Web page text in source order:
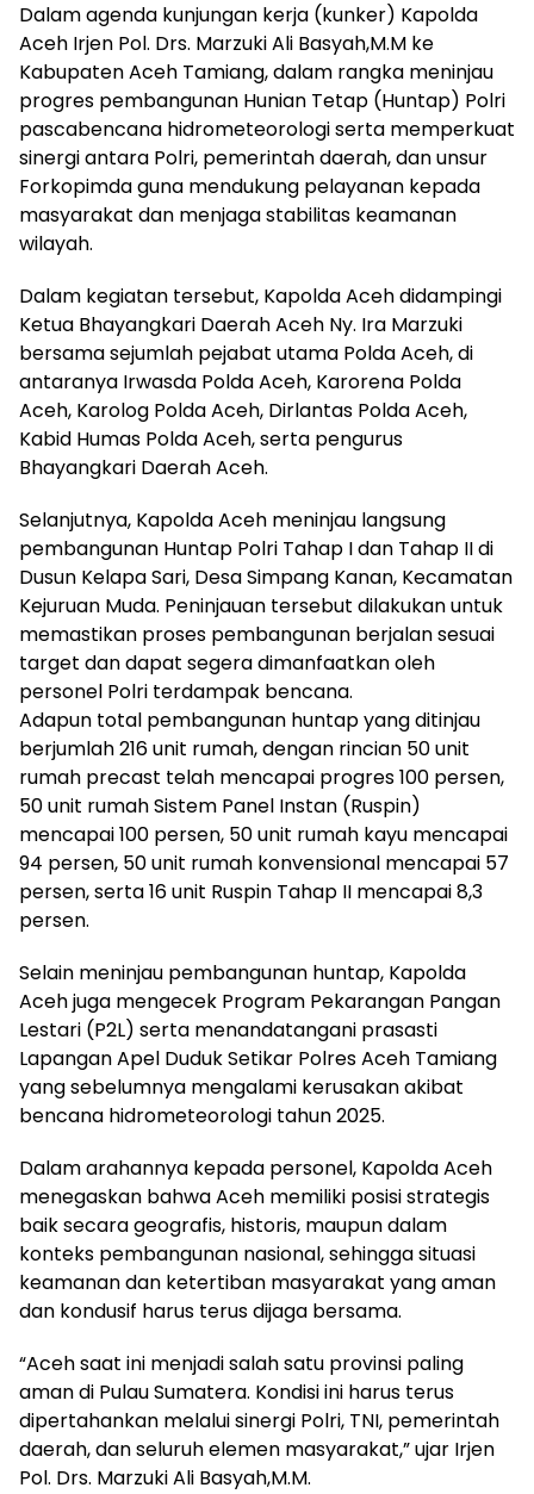
Dalam agenda kunjungan kerja (kunker) Kapolda
Aceh Irjen Pol. Drs. Marzuki Ali Basyah,M.M ke
Kabupaten Aceh Tamiang, dalam rangka meninjau
progres pembangunan Hunian Tetap (Huntap) Polri
pascabencana hidrometeorologi serta memperkuat
sinergi antara Polri, pemerintah daerah, dan unsur
Forkopimda guna mendukung pelayanan kepada
masyarakat dan menjaga stabilitas keamanan
wilayah.
Dalam kegiatan tersebut, Kapolda Aceh didampingi
Ketua Bhayangkari Daerah Aceh Ny. Ira Marzuki
bersama sejumlah pejabat utama Polda Aceh, di
antaranya Irwasda Polda Aceh, Karorena Polda
Aceh, Karolog Polda Aceh, Dirlantas Polda Aceh,
Kabid Humas Polda Aceh, serta pengurus
Bhayangkari Daerah Aceh.
Selanjutnya, Kapolda Aceh meninjau langsung
pembangunan Huntap Polri Tahap I dan Tahap II di
Dusun Kelapa Sari, Desa Simpang Kanan, Kecamatan
Kejuruan Muda. Peninjauan tersebut dilakukan untuk
memastikan proses pembangunan berjalan sesuai
target dan dapat segera dimanfaatkan oleh
personel Polri terdampak bencana.
Adapun total pembangunan huntap yang ditinjau
berjumlah 216 unit rumah, dengan rincian 50 unit
rumah precast telah mencapai progres 100 persen,
50 unit rumah Sistem Panel Instan (Ruspin)
mencapai 100 persen, 50 unit rumah kayu mencapai
94 persen, 50 unit rumah konvensional mencapai 57
persen, serta 16 unit Ruspin Tahap II mencapai 8,3
persen.
Selain meninjau pembangunan huntap, Kapolda
Aceh juga mengecek Program Pekarangan Pangan
Lestari (P2L) serta menandatangani prasasti
Lapangan Apel Duduk Setikar Polres Aceh Tamiang
yang sebelumnya mengalami kerusakan akibat
bencana hidrometeorologi tahun 2025.
Dalam arahannya kepada personel, Kapolda Aceh
menegaskan bahwa Aceh memiliki posisi strategis
baik secara geografis, historis, maupun dalam
konteks pembangunan nasional, sehingga situasi
keamanan dan ketertiban masyarakat yang aman
dan kondusif harus terus dijaga bersama.
“Aceh saat ini menjadi salah satu provinsi paling
aman di Pulau Sumatera. Kondisi ini harus terus
dipertahankan melalui sinergi Polri, TNI, pemerintah
daerah, dan seluruh elemen masyarakat,” ujar Irjen
Pol. Drs. Marzuki Ali Basyah,M.M.